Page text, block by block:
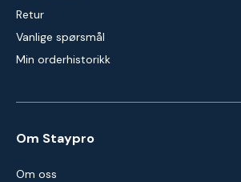
Retur
Vanlige spørsmål
Min orderhistorikk
Om Staypro
Om oss